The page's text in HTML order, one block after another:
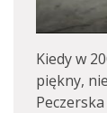
Kiedy w
piękny,